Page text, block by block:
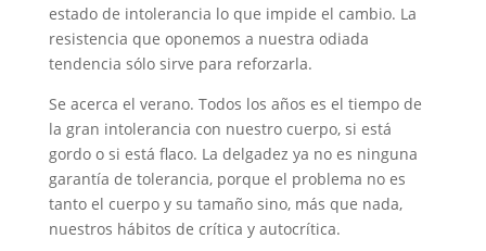
estado de intolerancia lo que impide el cambio. La
resistencia que oponemos a nuestra odiada
tendencia sólo sirve para reforzarla.
Se acerca el verano. Todos los años es el tiempo de
la gran intolerancia con nuestro cuerpo, si está
gordo o si está flaco. La delgadez ya no es ninguna
garantía de tolerancia, porque el problema no es
tanto el cuerpo y su tamaño sino, más que nada,
nuestros hábitos de crítica y autocrítica.